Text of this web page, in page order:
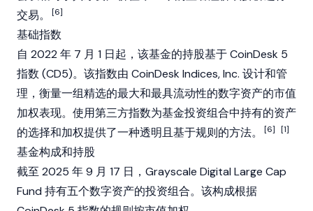
交易。
[6]
基础指数
自 2022 年 7 月 1 日起，该基金的持股基于CoinDesk 5
指数 (CD5)。该指数由 CoinDeskIndices, Inc. 设计和管
理，衡量一组精选的最大和最具流动性的数字资产的市值
加权表现。使用第三方指数为基金投资组合中持有的资产
的选择和加权提供了一种透明且基于规则的方法。
[6] [1]
基金构成和持股
截至 2025 年 9 月 17 日， Grayscale Digital Large Cap
Fund 持有五个数字资产的投资组合。该构成根据